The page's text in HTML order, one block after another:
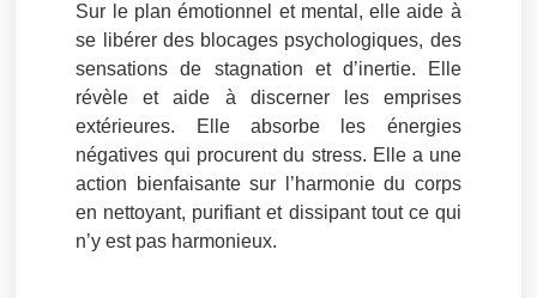
Sur le plan émotionnel et mental, elle aide à
se
libérer des blocages psychologiques, des
sensations de stagnation et d’inertie. Elle
révèle et aide à discerner les emprises
extérieures. Elle absorbe les énergies
négatives qui procurent du stress. Elle a une
action bienfaisante sur l’harmonie du corps
en nettoyant, purifiant et dissipant tout ce qui
n’y est pas harmonieux.